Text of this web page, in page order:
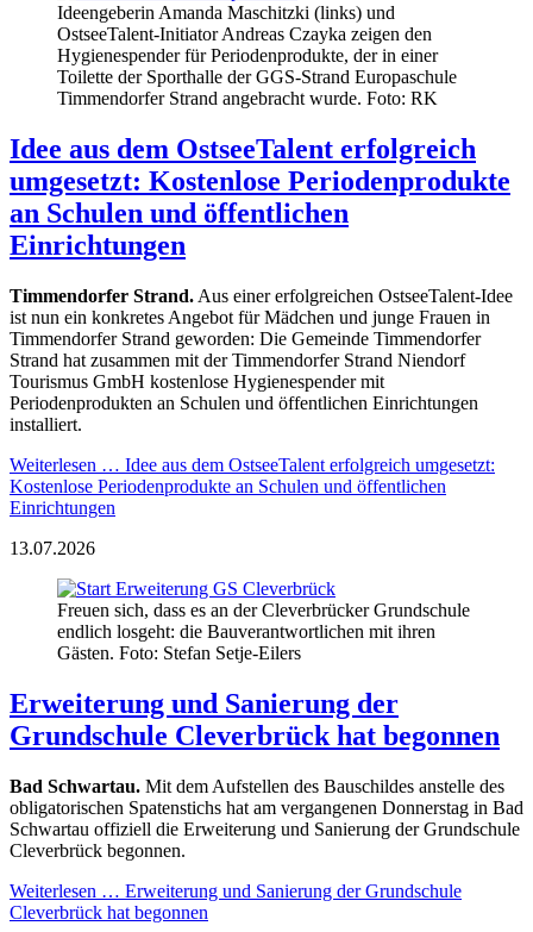
Ideengeberin Amanda Maschitzki (links) und
OstseeTalent-Initiator Andreas Czayka zeigen den
Hygienespender für Periodenprodukte, der in einer
Toilette der Sporthalle der GGS-Strand Europaschule
Timmendorfer Strand angebracht wurde. Foto: RK
Idee aus dem OstseeTalent erfolgreich
umgesetzt: Kostenlose Periodenprodukte
an Schulen und öffentlichen
Einrichtungen
Timmendorfer Strand. Aus einer erfolgreichen OstseeTalent-Idee
ist nun ein konkretes Angebot für Mädchen und junge Frauen in
Timmendorfer Strand geworden: Die Gemeinde Timmendorfer
Strand hat zusammen mit der Timmendorfer Strand Niendorf
Tourismus GmbH kostenlose Hygienespender mit
Periodenprodukten an Schulen und öffentlichen Einrichtungen
installiert.
Weiterlesen … Idee aus dem OstseeTalent erfolgreich umgesetzt:
Kostenlose Periodenprodukte an Schulen und öffentlichen
Einrichtungen
13.07.2026
Freuen sich, dass es an der Cleverbrücker Grundschule
endlich losgeht: die Bauverantwortlichen mit ihren
Gästen. Foto: Stefan Setje-Eilers
Erweiterung und Sanierung der
Grundschule Cleverbrück hat begonnen
Bad Schwartau. Mit dem Aufstellen des Bauschildes anstelle des
obligatorischen Spatenstichs hat am vergangenen Donnerstag in Bad
Schwartau offiziell die Erweiterung und Sanierung der Grundschule
Cleverbrück begonnen.
Weiterlesen … Erweiterung und Sanierung der Grundschule
Cleverbrück hat begonnen